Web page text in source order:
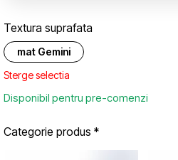
Textura suprafata
mat Gemini
Sterge selectia
Disponibil pentru pre-comenzi
Categorie produs *